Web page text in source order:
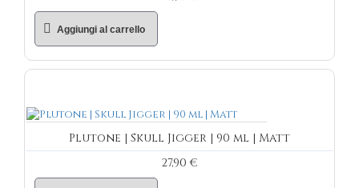
Aggiungi al carrello
Plutone | Skull Jigger | 90 ml | Matt
27,90 €